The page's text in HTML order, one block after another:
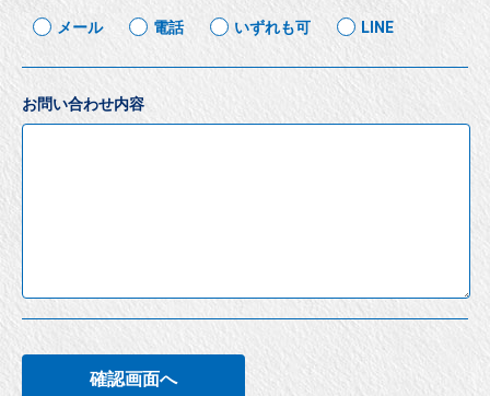
メール 電話 いずれも可 LINE
お問い合わせ内容
確認画面へ